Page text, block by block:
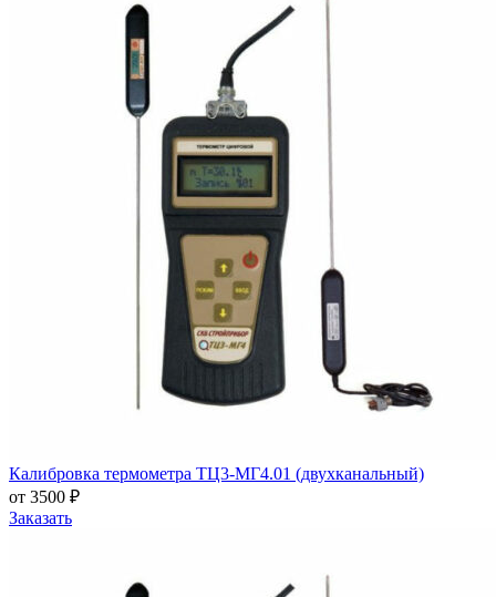
Калибровка термометра ТЦ3-МГ4.01 (двухканальный)
от 3500 ₽
Заказать